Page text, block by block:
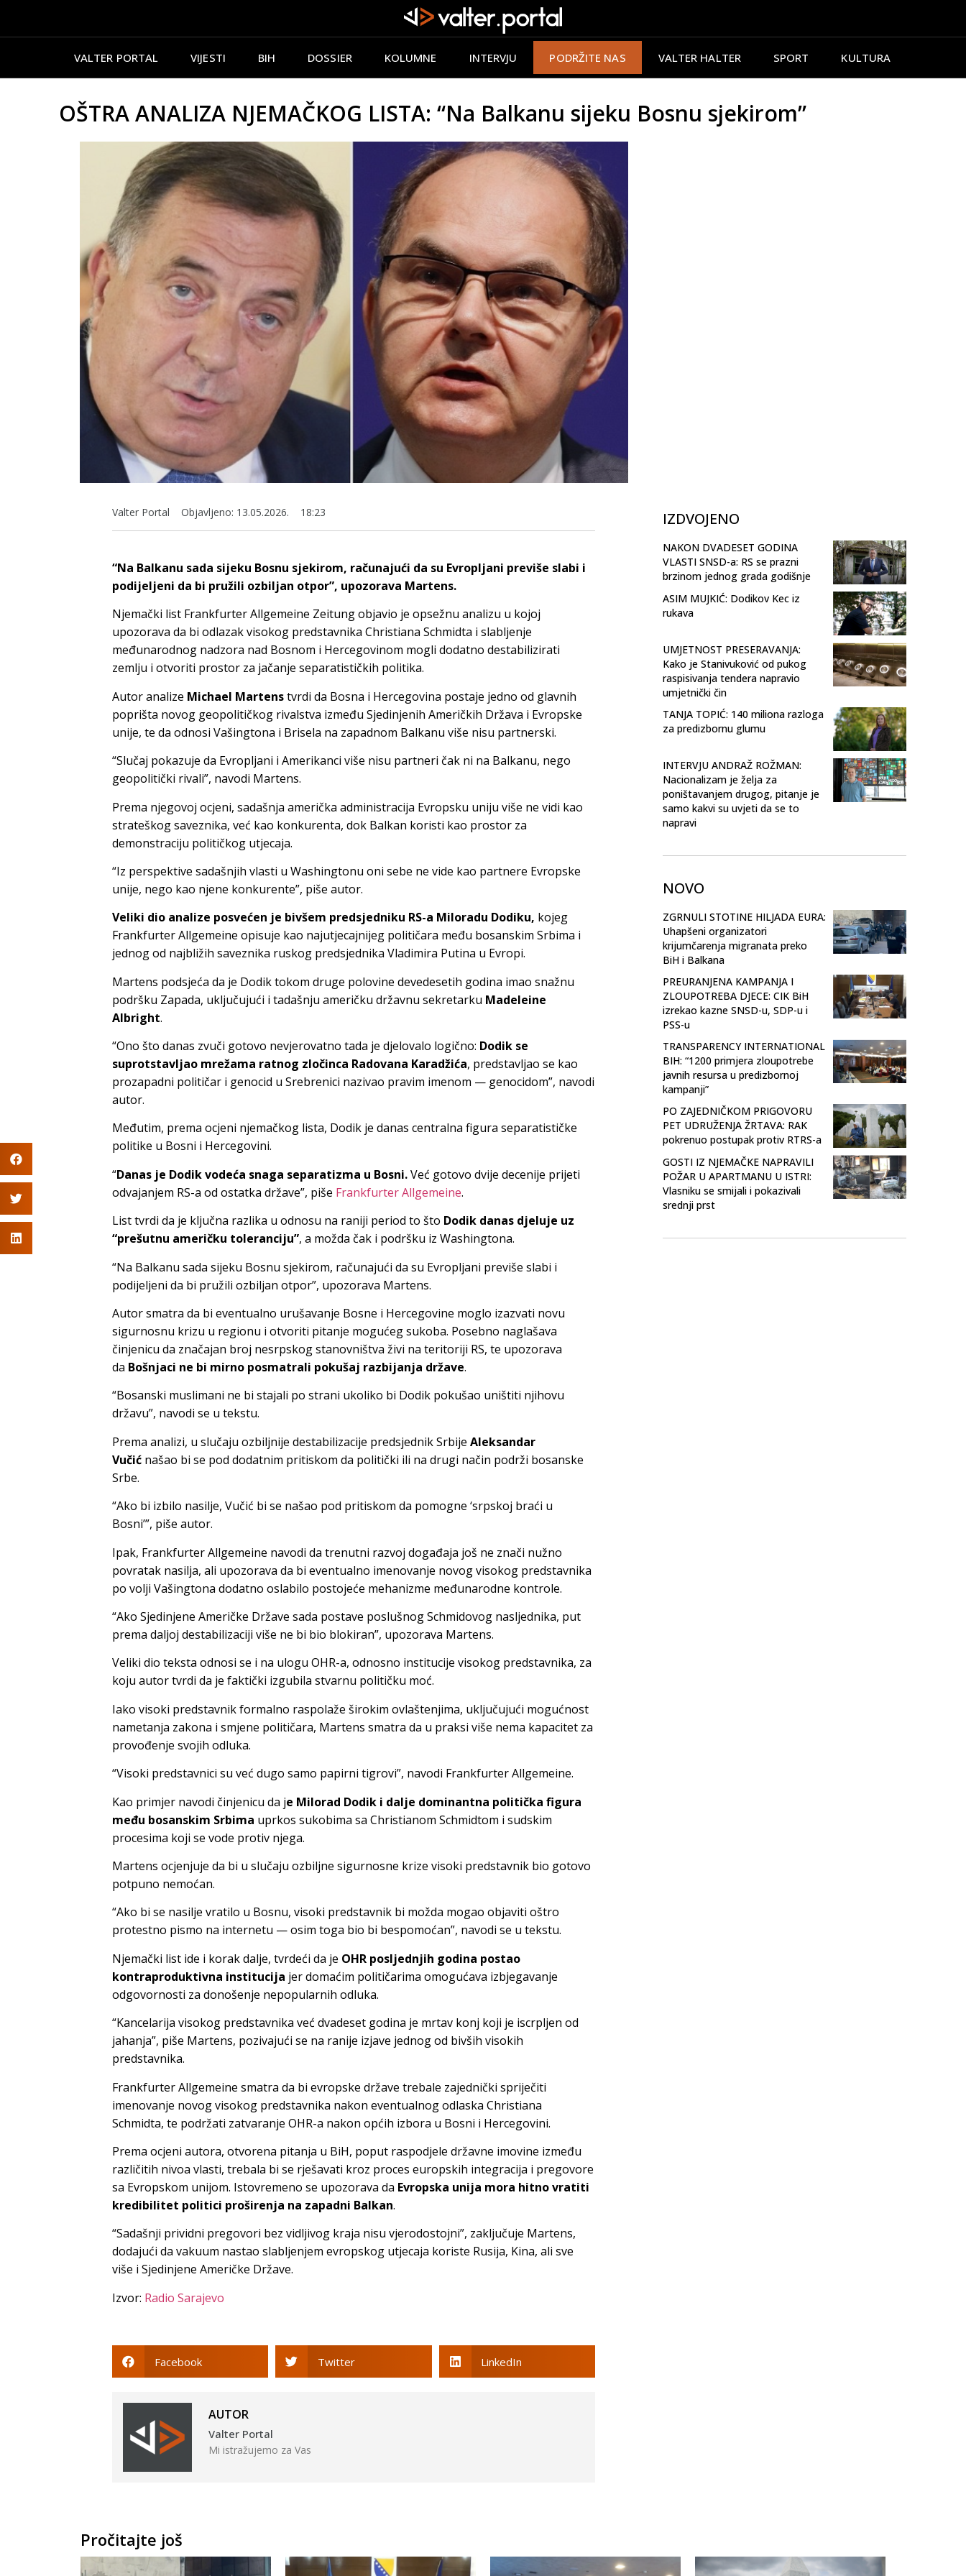
VALTER PORTAL VIJESTI BIH DOSSIER KOLUMNE INTERVJU PODRŽITE NAS VALTER HALTER SPORT KULTURA
OŠTRA ANALIZA NJEMAČKOG LISTA: “Na Balkanu sijeku Bosnu sjekirom”
Valter Portal Objavljeno: 13.05.2026. 18:23
“Na Balkanu sada sijeku Bosnu sjekirom, računajući da su Evropljani previše slabi i
podijeljeni da bi pružili ozbiljan otpor”, upozorava Martens.
Njemački list Frankfurter Allgemeine Zeitung objavio je opsežnu analizu u kojoj
upozorava da bi odlazak visokog predstavnika Christiana Schmidta i slabljenje
međunarodnog nadzora nad Bosnom i Hercegovinom mogli dodatno destabilizirati
zemlju i otvoriti prostor za jačanje separatističkih politika.
Autor analize Michael Martenstvrdi da Bosna i Hercegovina postaje jedno od glavnih
poprišta novog geopolitičkog rivalstva između Sjedinjenih Američkih Država i Evropske
unije, te da odnosi Vašingtona i Brisela na zapadnom Balkanu više nisu partnerski.
“Slučaj pokazuje da Evropljani i Amerikanci više nisu partneri čak ni na Balkanu, nego
geopolitički rivali”, navodi Martens.
Prema njegovoj ocjeni, sadašnja američka administracija Evropsku uniju više ne vidi kao
strateškog saveznika, već kao konkurenta, dok Balkan koristi kao prostor za
demonstraciju političkog utjecaja.
“Iz perspektive sadašnjih vlasti u Washingtonu oni sebe ne vide kao partnere Evropske
unije, nego kao njene konkurente”, piše autor.
Veliki dio analize posvećen je bivšem predsjedniku RS-a Miloradu Dodiku, kojeg
Frankfurter Allgemeine opisuje kao najutjecajnijeg političara među bosanskim Srbima i
jednog od najbližih saveznika ruskog predsjednika Vladimira Putina u Evropi.
Martens podsjeća da je Dodik tokom druge polovine devedesetih godina imao snažnu
podršku Zapada, uključujući i tadašnju američku državnu sekretarku Madeleine
Albright.
“Ono što danas zvuči gotovo nevjerovatno tada je djelovalo logično: Dodik se
suprotstavljao mrežama ratnog zločinca Radovana Karadžića, predstavljao se kao
prozapadni političar i genocid u Srebrenici nazivao pravim imenom — genocidom”, navodi
autor.
Međutim, prema ocjeni njemačkog lista, Dodik je danas centralna figura separatističke
politike u Bosni i Hercegovini.
“Danas je Dodik vodeća snaga separatizma u Bosni.Već gotovo dvije decenije prijeti
odvajanjem RS-a od ostatka države”, piše Frankfurter Allgemeine.
List tvrdi da je ključna razlika u odnosu na raniji period to što Dodik danas djeluje uz
“prešutnu američku toleranciju”, a možda čak i podršku iz Washingtona.
“Na Balkanu sada sijeku Bosnu sjekirom, računajući da su Evropljani previše slabi i
podijeljeni da bi pružili ozbiljan otpor”, upozorava Martens.
Autor smatra da bi eventualno urušavanje Bosne i Hercegovine moglo izazvati novu
sigurnosnu krizu u regionu i otvoriti pitanje mogućeg sukoba. Posebno naglašava
činjenicu da značajan broj nesrpskog stanovništva živi na teritoriji RS, te upozorava
da Bošnjaci ne bi mirno posmatrali pokušaj razbijanja države.
“Bosanski muslimani ne bi stajali po strani ukoliko bi Dodik pokušao uništiti njihovu
državu”, navodi se u tekstu.
Prema analizi, u slučaju ozbiljnije destabilizacije predsjednik Srbije Aleksandar
Vučić našao bi se pod dodatnim pritiskom da politički ili na drugi način podrži bosanske
Srbe.
“Ako bi izbilo nasilje, Vučić bi se našao pod pritiskom da pomogne ‘srpskoj braći u
Bosni’”, piše autor.
Ipak, Frankfurter Allgemeine navodi da trenutni razvoj događaja još ne znači nužno
povratak nasilja, ali upozorava da bi eventualno imenovanje novog visokog predstavnika
po volji Vašingtona dodatno oslabilo postojeće mehanizme međunarodne kontrole.
“Ako Sjedinjene Američke Države sada postave poslušnog Schmidovog nasljednika, put
prema daljoj destabilizaciji više ne bi bio blokiran”, upozorava Martens.
Veliki dio teksta odnosi se i na ulogu OHR-a, odnosno institucije visokog predstavnika, za
koju autor tvrdi da je faktički izgubila stvarnu političku moć.
Iako visoki predstavnik formalno raspolaže širokim ovlaštenjima, uključujući mogućnost
nametanja zakona i smjene političara, Martens smatra da u praksi više nema kapacitet za
provođenje svojih odluka.
“Visoki predstavnici su već dugo samo papirni tigrovi”, navodi Frankfurter Allgemeine.
Kao primjer navodi činjenicu da je Milorad Dodik i dalje dominantna politička figura
među bosanskim Srbima uprkos sukobima sa Christianom Schmidtom i sudskim
procesima koji se vode protiv njega.
Martens ocjenjuje da bi u slučaju ozbiljne sigurnosne krize visoki predstavnik bio gotovo
potpuno nemoćan.
“Ako bi se nasilje vratilo u Bosnu, visoki predstavnik bi možda mogao objaviti oštro
protestno pismo na internetu — osim toga bio bi bespomoćan”, navodi se u tekstu.
Njemački list ide i korak dalje, tvrdeći da je OHR posljednjih godina postao
kontraproduktivna institucija jer domaćim političarima omogućava izbjegavanje
odgovornosti za donošenje nepopularnih odluka.
“Kancelarija visokog predstavnika već dvadeset godina je mrtav konj koji je iscrpljen od
jahanja”, piše Martens, pozivajući se na ranije izjave jednog od bivših visokih
predstavnika.
Frankfurter Allgemeine smatra da bi evropske države trebale zajednički spriječiti
imenovanje novog visokog predstavnika nakon eventualnog odlaska Christiana
Schmidta, te podržati zatvaranje OHR-a nakon općih izbora u Bosni i Hercegovini.
Prema ocjeni autora, otvorena pitanja u BiH, poput raspodjele državne imovine između
različitih nivoa vlasti, trebala bi se rješavati kroz proces europskih integracija i pregovore
sa Evropskom unijom. Istovremeno se upozorava da Evropska unija mora hitno vratiti
kredibilitet politici proširenja na zapadni Balkan.
“Sadašnji prividni pregovori bez vidljivog kraja nisu vjerodostojni”, zaključuje Martens,
dodajući da vakuum nastao slabljenjem evropskog utjecaja koriste Rusija, Kina, ali sve
više i Sjedinjene Američke Države.
Izvor: Radio Sarajevo
Facebook Twitter LinkedIn
AUTOR
Valter Portal
Mi istražujemo za Vas
IZDVOJENO
NAKON DVADESET GODINA
VLASTI SNSD-a: RS se prazni
brzinom jednog grada godišnje
ASIM MUJKIĆ: Dodikov Kec iz
rukava
UMJETNOST PRESERAVANJA:
Kako je Stanivuković od pukog
raspisivanja tendera napravio
umjetnički čin
TANJA TOPIĆ: 140 miliona razloga
za predizbornu glumu
INTERVJU ANDRAŽ ROŽMAN:
Nacionalizam je želja za
poništavanjem drugog, pitanje je
samo kakvi su uvjeti da se to
napravi
NOVO
ZGRNULI STOTINE HILJADA EURA:
Uhapšeni organizatori
krijumčarenja migranata preko
BiH i Balkana
PREURANJENA KAMPANJA I
ZLOUPOTREBA DJECE: CIK BiH
izrekao kazne SNSD-u, SDP-u i
PSS-u
TRANSPARENCY INTERNATIONAL
BIH: “1200 primjera zloupotrebe
javnih resursa u predizbornoj
kampanji”
PO ZAJEDNIČKOM PRIGOVORU
PET UDRUŽENJA ŽRTAVA: RAK
pokrenuo postupak protiv RTRS-a
GOSTI IZ NJEMAČKE NAPRAVILI
POŽAR U APARTMANU U ISTRI:
Vlasniku se smijali i pokazivali
srednji prst
Pročitajte još